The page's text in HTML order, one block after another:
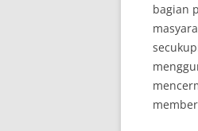
bagian